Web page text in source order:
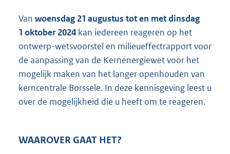
o
t
t
:
1
8
1
Van woensdag 21 augustus tot en met dinsdag
1 oktober 2024 kan iedereen reageren op het
ontwerp-wetsvoorstel en milieueffectrapport voor
de aanpassing van de Kernenergiewet voor het
mogelijk maken van het langer openhouden van
kerncentrale Borssele. In deze kennisgeving leest u
over de mogelijkheid die u heeft om te reageren.
WAAROVER GAAT HET?